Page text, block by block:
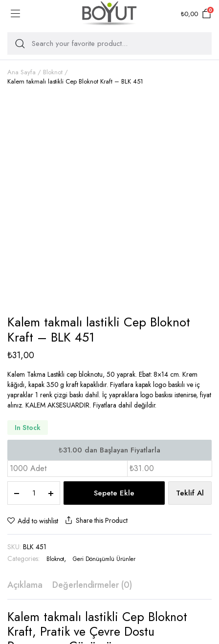
₺0,00 0
Ana Sayfa
Bloknot
Kalem takmalı lastikli Cep Bloknot Kraft – BLK 451
Kalem takmalı lastikli Cep Bloknot
Kraft – BLK 451
₺31,00
Kalem Takma Lastikli cep bloknotu, 50 yaprak. Ebat: 8×14 cm. Krem
kâğıdı, kapak 350 g kraft kapaklıdır. Fiyatlara kapak logo baskılı ve iç
yapraklar 1 renk çizgi baskı dahil. İç yapraklara logo baskısı istenirse, fiyat
alınız. KALEM AKSESUARDIR. Fiyatlara dahil değildir.
In Stock
1000 Adet ₺31.00
takmalı
lastikli
Cep
Kraft
-
BLK
quantity
Sepete Ekle Teklif Al
Add to wishlist Share this Product
SKU: BLK 451
Categories:
Bloknot, Geri Dönüşümlü Ürünler
Açıklama Değerlendirmeler (0)
Kalem takmalı lastikli Cep Bloknot
Kraft, Pratik ve Çevre Dostu